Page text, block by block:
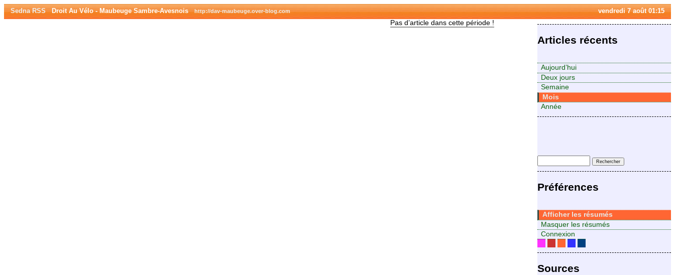
Sedna RSSDroit Au Vélo - Maubeuge Sambre-Avesnoishttp://dav-maubeuge.over-blog.com vendredi 7 août 01:15
Articles récents
Aujourd’hui
Deux jours
Semaine
Mois
Année
Préférences
Afficher les résumés
Masquer les résumés
Connexion
Sources
Pas d’article dans cette période !